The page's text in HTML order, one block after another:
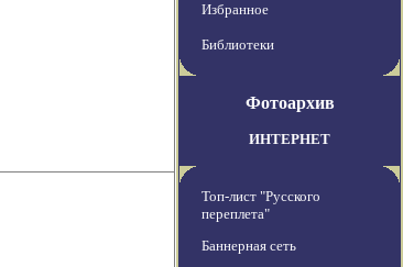
Избранное
Библиотеки
Фотоархив
ИНТЕРНЕТ
Топ-лист "Русского
переплета"
Баннерная сеть